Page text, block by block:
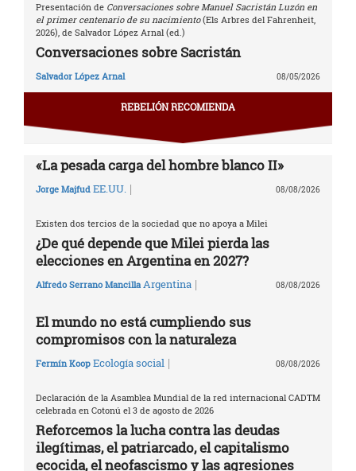
Presentación de Conversaciones sobre Manuel Sacristán Luzón en
el primer centenario de su nacimiento(Els Arbres del Fahrenheit,
2026), de Salvador López Arnal (ed.)
Conversaciones sobre Sacristán
Salvador López Arnal 08/05/2026
REBELIÓN RECOMIENDA
«La pesada carga del hombre blanco II»
Jorge Majfud EE.UU. | 08/08/2026
Existen dos tercios de la sociedad que no apoya a Milei
¿De qué depende que Milei pierda las
elecciones en Argentina en 2027?
Alfredo Serrano Mancilla Argentina | 08/08/2026
El mundo no está cumpliendo sus
compromisos con la naturaleza
Fermín Koop Ecología social | 08/08/2026
Declaración de la Asamblea Mundial de la red internacional CADTM
celebrada en Cotonú el 3 de agosto de 2026
Reforcemos la lucha contra las deudas
ilegítimas, el patriarcado, el capitalismo
ecocida, el neofascismo y las agresiones